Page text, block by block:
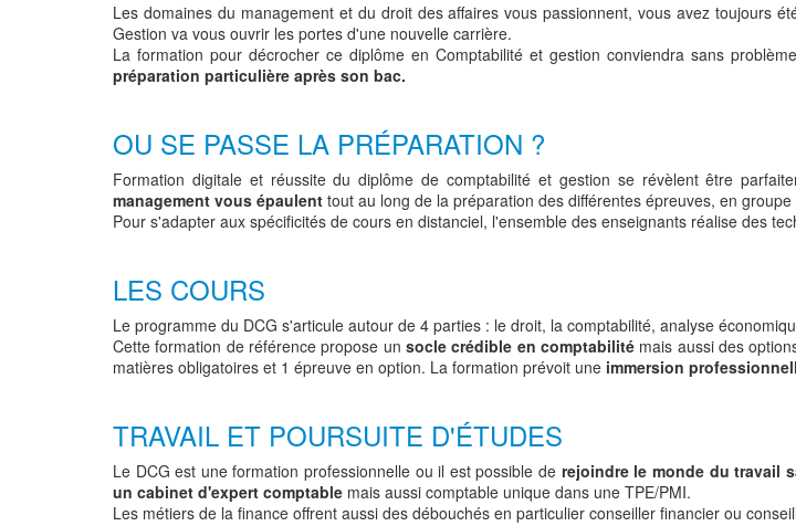
Les domaines du management et du droit des affaires vous passionnent, vous avez toujours
Gestion va vous ouvrir les portes d'une nouvelle carrière.
La formation pour décrocher ce diplôme en Comptabilité et gestion conviendra sans
préparation particulière après son bac.
OU SE PASSE LA PRÉPARATION ?
Formation digitale et réussite du diplôme de comptabilité et gestion se révèlent être
management vous épaulent tout au long de la préparation des différentes épreuves, en
Pour s'adapter aux spécificités de cours en distanciel, l'ensemble des enseignants réalise des
LES COURS
Le programme du DCG s'articule autour de 4 parties : le droit, la comptabilité, analyse
Cette formation de référence propose un socle crédible en comptabilitémais aussi des
matières obligatoires et 1 épreuve en option. La formation prévoit une immersion
TRAVAIL ET POURSUITE D'ÉTUDES
Le DCG est une formation professionnelle ou il est possible de rejoindre le monde du travail
un cabinet d'expert comptable mais aussi comptable unique dans une TPE/PMI.
Les métiers de la finance offrent aussi des débouchés en particulier conseiller financier ou